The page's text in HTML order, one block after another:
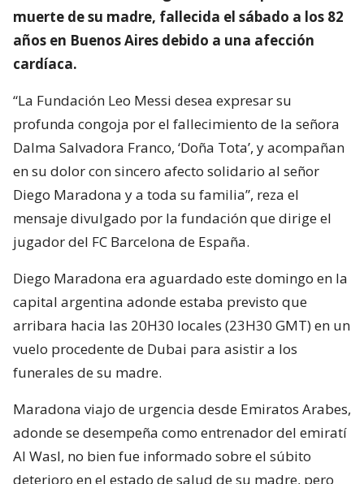
muerte de su madre, fallecida el sábado a los 82
años en Buenos Aires debido a una afección
cardíaca.
“La Fundación Leo Messi desea expresar su
profunda congoja por el fallecimiento de la señora
Dalma Salvadora Franco, ‘Doña Tota’, y acompañan
en su dolor con sincero afecto solidario al señor
Diego Maradona y a toda su familia”, reza el
mensaje divulgado por la fundación que dirige el
jugador del FC Barcelona de España.
Diego Maradona era aguardado este domingo en la
capital argentina adonde estaba previsto que
arribara hacia las 20H30 locales (23H30 GMT) en un
vuelo procedente de Dubai para asistir a los
funerales de su madre.
Maradona viajo de urgencia desde Emiratos Arabes,
adonde se desempeña como entrenador del emiratí
Al Wasl, no bien fue informado sobre el súbito
deterioro en el estado de salud de su madre, pero